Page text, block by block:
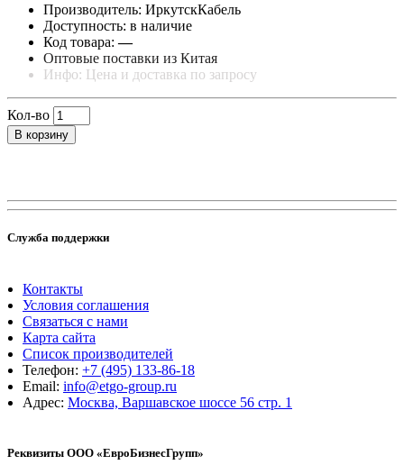
Производитель: ИркутскКабель
Доступность: в наличие
Код товара:—
Оптовые поставки из Китая
Инфо: Цена и доставка по запросу
Кол-во
В корзину
Служба поддержки
Контакты
Условия соглашения
Связаться с нами
Карта сайта
Список производителей
Телефон: +7 (495) 133-86-18
Email: info@etgo-group.ru
Адрес: Москва, Варшавское шоссе 56 стр. 1
Реквизиты ООО «ЕвроБизнесГрупп»